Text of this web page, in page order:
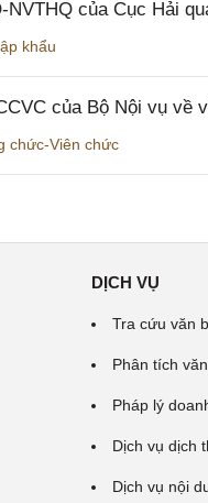
NVTHQ của Cục Hải
khẩu
của Bộ Nội vụ về
chức-Viên chức
DỊCH VỤ
Tra cứu văn
Phân tích
Pháp lý
Dịch vụ dịch
Dịch vụ nội